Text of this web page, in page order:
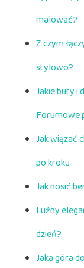
malować?
Z czym
stylowo?
Jakie buty i
Forumowe
Jak wiązać
po kroku
Jak nosić
Luźny
dzień?
Jaka góra